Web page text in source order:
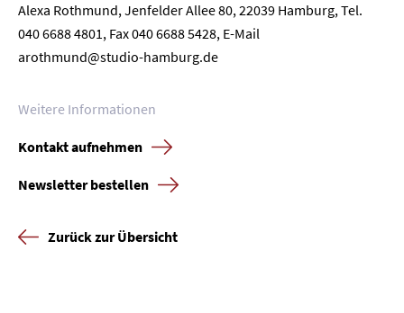
Alexa Rothmund, Jenfelder Allee 80, 22039 Hamburg, Tel.
040 6688 4801, Fax 040 6688 5428, E-Mail
arothmund@studio-hamburg.de
Weitere Informationen
Kontakt aufnehmen
Newsletter bestellen
Zurück zur Übersicht